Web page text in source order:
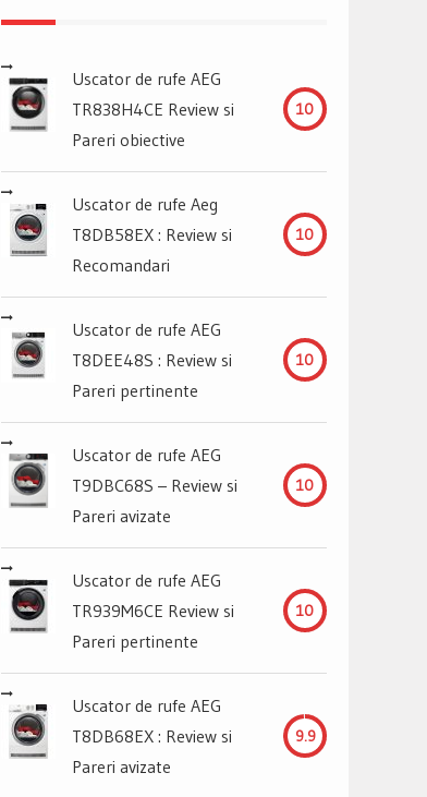
Uscator de rufe AEG
TR838H4CE Review si
Pareri obiective
10
Uscator de rufe Aeg
T8DB58EX : Review si
Recomandari
10
Uscator de rufe AEG
T8DEE48S : Review si
Pareri pertinente
10
Uscator de rufe AEG
T9DBC68S – Review si
Pareri avizate
10
Uscator de rufe AEG
TR939M6CE Review si
Pareri pertinente
10
Uscator de rufe AEG
T8DB68EX : Review si
Pareri avizate
9.9